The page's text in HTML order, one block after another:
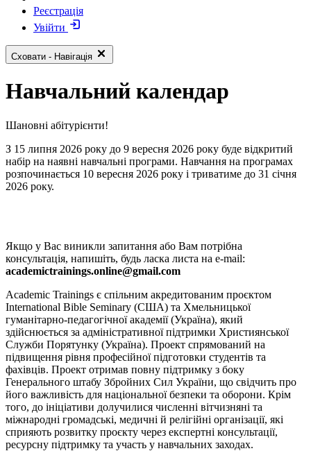
Реєстрація
Увійти
Сховати - Навігація
Навчальний календар
Шановні абітурієнти!
З 15 липня 2026 року до 9 вересня 2026 року буде відкритий
набір на наявні навчальні програми. Навчання на програмах
розпочинається 10 вересня 2026 року і триватиме до 31 січня
2026 року.
Якщо у Вас виникли запитання або Вам потрібна
консультація, напишіть, будь ласка листа на e-mail:
academictrainings.online@gmail.com
Academic Trainings є спільним акредитованим проєктом
International Bible Seminary (США) та Хмельницької
гуманітарно-педагогічної академії (Україна), який
здійснюється за адміністративної підтримки Християнської
Служби Порятунку (Україна). Проект спрямований на
підвищення рівня професійної підготовки студентів та
фахівців. Проект отримав повну підтримку з боку
Генерального штабу Збройних Сил України, що свідчить про
його важливість для національної безпеки та оборони. Крім
того, до ініціативи долучилися численні вітчизняні та
міжнародні громадські, медичні й релігійні організації, які
сприяють розвитку проєкту через експертні консультації,
ресурсну підтримку та участь у навчальних заходах.